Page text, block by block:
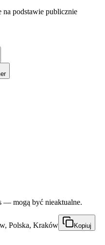
na podstawie publicznie
— mogą być nieaktualne.
Polska, Kraków Kopiuj